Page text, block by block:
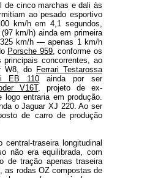
de cinco marchas e dali às
ao pesado esportivo
km/h em 4,1 segundos,
km/h) ainda em primeira
km/h — apenas 1 km/h
Porsche 959, conforme os
concorrentes, ao
W8, do Ferrari Testarossa
EB 110 ainda por ser
V16T, projeto de ex-
logo entraria em produção.
o Jaguar XJ 220. Ao ser
de carro de produção
central-traseira longitudinal
não era equilibrada, com
de tração apenas traseira
as rodas OZ compostas de